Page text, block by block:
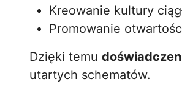
Kreowanie kultury
Promowanie
Dzięki temu
utartych schematów.